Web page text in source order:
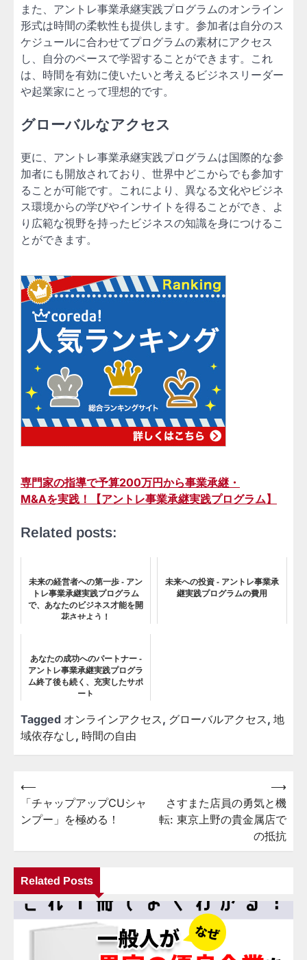
また、アントレ事業承継実践プログラムのオンライン
形式は時間の柔軟性も提供します。参加者は自分のス
ケジュールに合わせてプログラムの素材にアクセス
し、自分のペースで学習することができます。これ
は、時間を有効に使いたいと考えるビジネスリーダー
や起業家にとって理想的です。
グローバルなアクセス
更に、アントレ事業承継実践プログラムは国際的な参
加者にも開放されており、世界中どこからでも参加す
ることが可能です。これにより、異なる文化やビジネ
ス環境からの学びやインサイトを得ることができ、よ
り広範な視野を持ったビジネスの知識を身につけるこ
とができます。
専門家の指導で予算200万円から事業承継・
M&Aを実践！【アントレ事業承継実践プログラム】
Related posts:
未来の経営者への第一歩 - アン
トレ事業承継実践プログラム
で、あなたのビジネス才能を開
花させよう！
未来への投資 - アントレ事業承
継実践プログラムの費用
あなたの成功へのパートナー -
アントレ事業承継実践プログラ
ム終了後も続く、充実したサポ
ート
Tagged オンラインアクセス, グローバルアクセス, 地
域依存なし, 時間の自由
投
稿
ビ
ゲ
ー
シ
⟵
「チャップアップCUシャ
ンプー」を極める！
さすまた店員の勇気と機
転: 東京上野の貴金属店で
の抵抗
⟶
Related Posts